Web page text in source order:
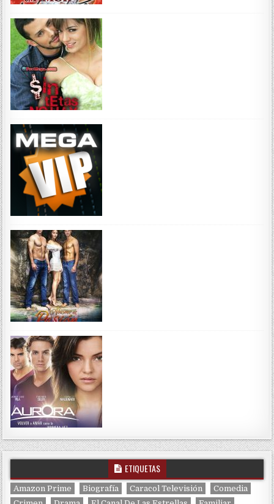
ETIQUETAS
Amazon Prime Biografía Caracol Televisión
Comedia